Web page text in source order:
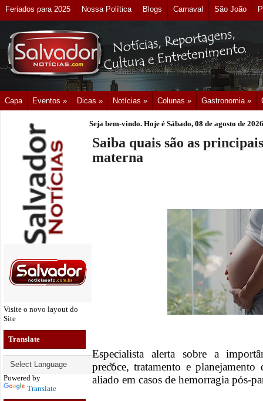
Feriados para 2025 Nossa Política Blogs Carnaval São João
Capa Eventos » Dicas » Notícias » Colunas » Gastronomia »
Visite o novo layout do
Site
Translate
Powered by
Translate
Seja bem-vindo. Hoje é Sábado, 08 de agosto de 2026
Saiba quais são as
materna
Especialista alerta sobre a
precoce, tratamento e
aliado em casos de hemorragia pós-